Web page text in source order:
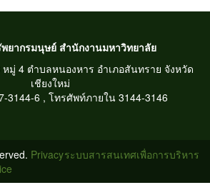
ยากรมนุษย์ สำนักงานมหาวิทยาลัย
มู่ 4 ตำบลหนองหาร อำเภอสันทราย จังหวัด
เชียงใหม่
3144-6 , โทรศัพท์ภายใน 3144-3146
ระบบสารสนเทศเพื่อการบริหาร
Privacy